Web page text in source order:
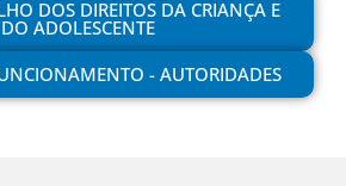
DOS DIREITOS DA CRIANÇA E
DO ADOLESCENTE
- AUTORIDADES